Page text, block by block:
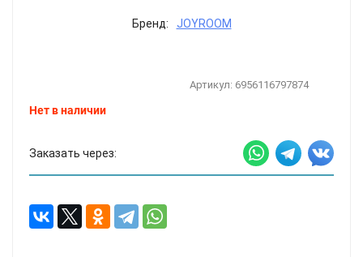
Бренд: JOYROOM
Артикул: 6956116797874
Нет в наличии
Заказать через: